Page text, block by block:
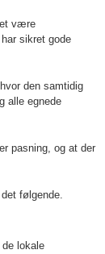
være
sikret gode
den samtidig
alle egnede
pasning, og at der
følgende.
lokale